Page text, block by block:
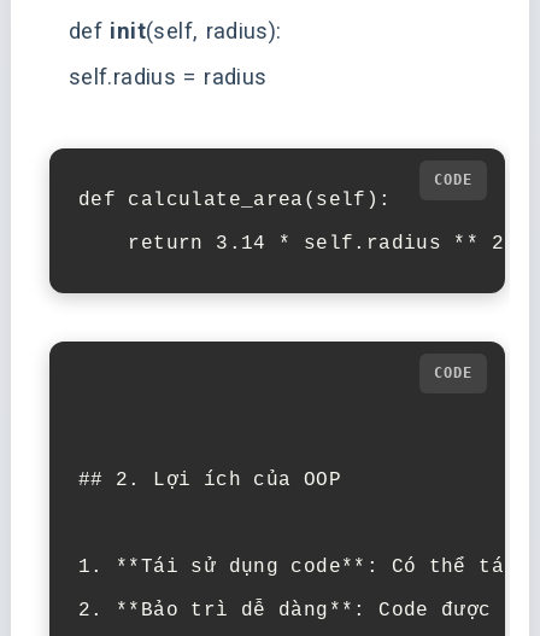
def init(self, radius):
self.radius = radius
def calculate_area(self):
    return 3.14 * self.radius ** 2
## 2. Lợi ích của OOP
1. **Tái sử dụng code**: Có thể tái
2. **Bảo trì dễ dàng**: Code được tổ